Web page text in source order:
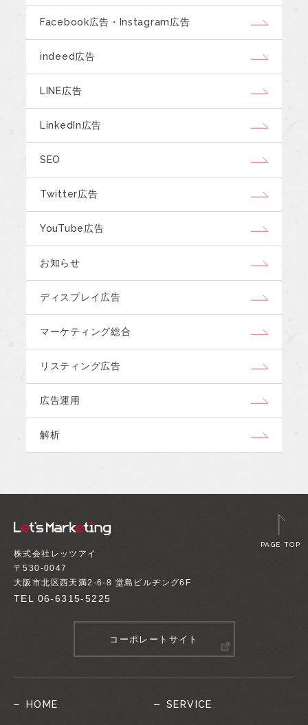
Facebook広告・Instagram広告
indeed広告
LINE広告
LinkedIn広告
SEO
Twitter広告
YouTube広告
お知らせ
ディスプレイ広告
マーケティング総合
リスティング広告
広告運用
解析
PAGE TOP
株式会社レッツアイ
〒530-0047
大阪市北区西天満2-6-8 堂島ビルヂング6F
TEL 06-6315-5225
コーポレートサイト
HOME SERVICE